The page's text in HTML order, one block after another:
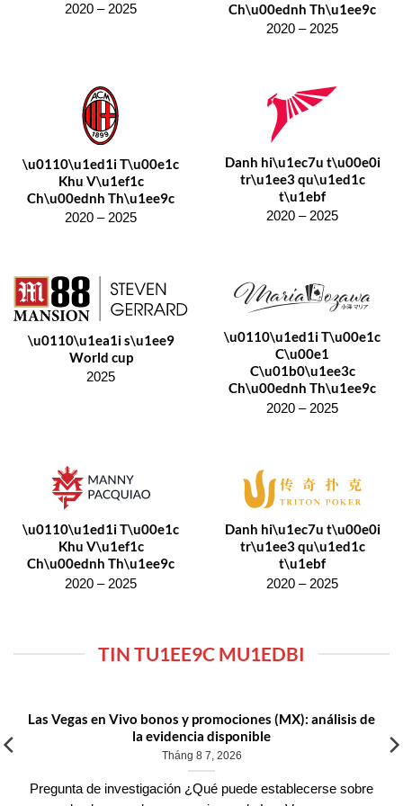
2020 – 2025 Ch\u00ednh Th\u1ee9c
2020 – 2025
\u0110\u1ed1i T\u00e1c
Khu V\u1ef1c
Ch\u00ednh Th\u1ee9c
2020 – 2025
Danh hi\u1ec7u t\u00e0i
tr\u1ee3 qu\u1ed1c
t\u1ebf
2020 – 2025
\u0110\u1ea1i s\u1ee9
World cup
2025
\u0110\u1ed1i T\u00e1c
C\u00e1
C\u01b0\u1ee3c
Ch\u00ednh Th\u1ee9c
2020 – 2025
\u0110\u1ed1i T\u00e1c
Khu V\u1ef1c
Ch\u00ednh Th\u1ee9c
2020 – 2025
Danh hi\u1ec7u t\u00e0i
tr\u1ee3 qu\u1ed1c
t\u1ebf
2020 – 2025
TIN TU1EE9C MU1EDBI
Las Vegas en Vivo bonos y promociones (MX): análisis de
la evidencia disponible
Tháng 8 7, 2026
Pregunta de investigación ¿Qué puede establecerse sobre